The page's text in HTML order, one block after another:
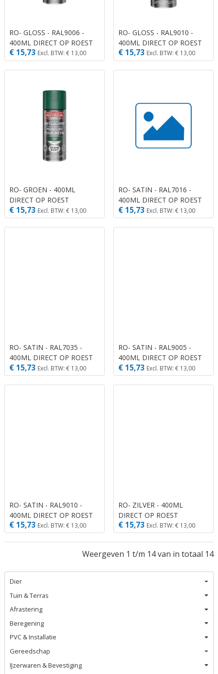
Dier
Tuin & Terras
Afrastering
Beregening
PVC & Installatie
Gereedschap
IJzerwaren & Bevestiging
RO- GLOSS - RAL9006 -
400ML DIRECT OP ROEST
€ 15,73 Excl. BTW: € 13,00
RO- GLOSS - RAL9010 -
400ML DIRECT OP ROEST
€ 15,73 Excl. BTW: € 13,00
RO- GROEN - 400ML
DIRECT OP ROEST
€ 15,73 Excl. BTW: € 13,00
RO- SATIN - RAL7016 -
400ML DIRECT OP ROEST
€ 15,73 Excl. BTW: € 13,00
RO- SATIN - RAL7035 -
400ML DIRECT OP ROEST
€ 15,73 Excl. BTW: € 13,00
RO- SATIN - RAL9005 -
400ML DIRECT OP ROEST
€ 15,73 Excl. BTW: € 13,00
RO- SATIN - RAL9010 -
400ML DIRECT OP ROEST
€ 15,73 Excl. BTW: € 13,00
RO- ZILVER - 400ML
DIRECT OP ROEST
€ 15,73 Excl. BTW: € 13,00
Weergeven 1 t/m 14 van in totaal 14